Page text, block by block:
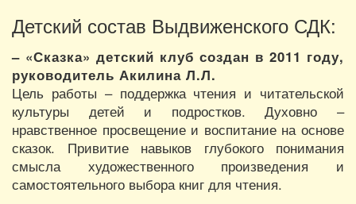
Детский состав Выдвиженского СДК:
– «Сказка» детский клуб создан в 2011 году,
руководитель Акилина Л.Л.
Цель работы – поддержка чтения и читательской
культуры детей и подростков. Духовно –
нравственное просвещение и воспитание на основе
сказок. Привитие навыков глубокого понимания
смысла художественного произведения и
самостоятельного выбора книг для чтения.